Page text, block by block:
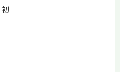
初